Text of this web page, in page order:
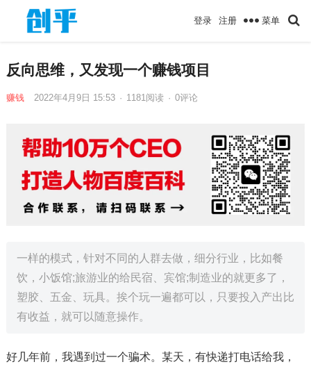
登录 注册 菜单
反向思维，又发现一个赚钱项目
赚钱 2022年4月9日 15:53 · 1181 阅读 · 0评论
一样的模式，针对不同的人群去做，细分行业，比如餐
饮，小饭馆;旅游业的给民宿、宾馆;制造业的就更多了，
塑胶、五金、玩具。挨个玩一遍都可以，只要投入产出比
有收益，就可以随意操作。
好几年前，我遇到过一个骗术。某天，有快递打电话给我，